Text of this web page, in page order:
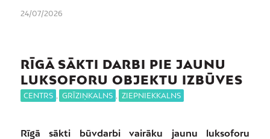
24/07/2026
RĪGĀ SĀKTI DARBI PIE JAUNU
LUKSOFORU OBJEKTU IZBŪVES
CENTRS , GRĪZIŅKALNS , ZIEPNIEKKALNS
Rīgā sākti būvdarbi vairāku jaunu luksoforu